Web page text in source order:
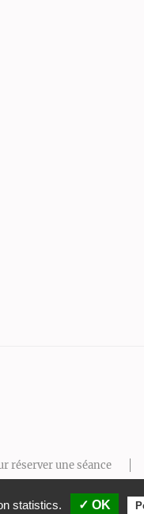
réserver une séance
statistics. ✓ OK